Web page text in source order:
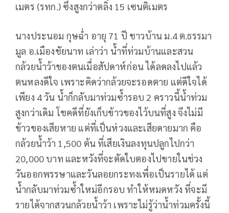
เมตร (รทก.) ซึ่งสูงกว่าตลิ่ง 15 เซนติเมตร
นางประนอม กุษฉ่ำ อายุ 71 ปี ชาวบ้าน ม.4 ต.ธรรมา
มูล อ.เมืองชัยนาท เล่าว่า น้ำที่ท่วมบ้านและสวน
กล้วยน้ำว้าของตนเมื่อสัปดาห์ก่อน ได้ลดลงไปแล้ว
ตนหลงดีใจ เพราะคิดว่ากล้วยจะรอดตาย แต่ดีใจได้
เพียง 4 วัน น้ำก็กลับมาท่วมซ้ำรอบ 2 คราวนี้น้ำท่วม
สูงกว่าเดิม โชคดีที่ยังเก็บข้าวของไว้บนที่สูง จึงไม่มี
ข้าวของเสียหาย แต่ที่เป็นห่วงและเสียดายมาก คือ
กล้วยน้ำว้า 1,500 ต้น ที่เสียเงินลงทุนปลูกไปกว่า
20,000 บาท และหวังที่จะตัดใบตองไปขายในช่วง
วันออกพรรษาและวันลอยกระทงเพื่อเป็นรายได้ แต่
น้ำกลับมาท่วมซ้ำใหม่อีกรอบ ทำให้หมดหวัง ที่จะมี
รายได้จากสวนกล้วยน้ำว้า เพราะไม่รู้ว่าน้ำท่วมครั้งนี้